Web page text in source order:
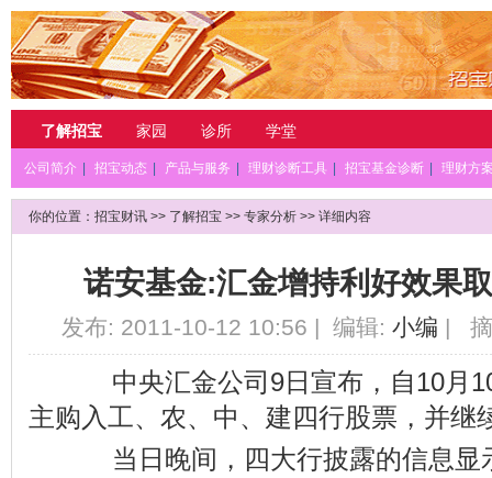
了解招宝 家园 诊所 学堂
公司简介 招宝动态 产品与服务 理财诊断工具 招宝基金诊断 理财方
你的位置： 招宝财讯 >> 了解招宝 >> 专家分析 >> 详细内容
诺安基金:汇金增持利好效果
发布: 2011-10-12 10:56 | 编辑: 小编 | 摘
中央汇金公司9日宣布，自10月
主购入工、农、中、建四行股票，并继
当日晚间，四大行披露的信息显